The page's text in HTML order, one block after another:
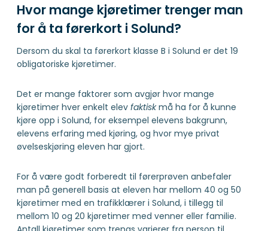
Hvor mange kjøretimer trenger man
for å ta førerkort i Solund?
Dersom du skal ta førerkort klasse B i Solund er det 19
obligatoriske kjøretimer.
Det er mange faktorer som avgjør hvor mange
kjøretimer hver enkelt elev faktiskmå ha for å kunne
kjøre opp i Solund, for eksempel elevens bakgrunn,
elevens erfaring med kjøring, og hvor mye privat
øvelseskjøring eleven har gjort.
For å være godt forberedt til førerprøven anbefaler
man på generell basis at eleven har mellom 40 og 50
kjøretimer med en trafikklærer i Solund, i tillegg til
mellom 10 og 20 kjøretimer med venner eller familie.